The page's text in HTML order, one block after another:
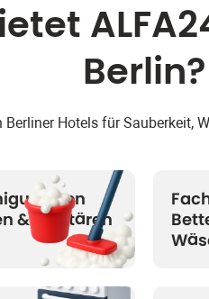
Berlin?
Hotels für Sauberkeit,
von
& sanitären